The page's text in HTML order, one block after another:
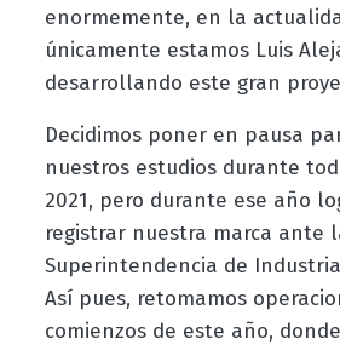
enormemente, en la
únicamente estamos Luis
desarrollando este gran
Decidimos poner en pausa
nuestros estudios durante
2021, pero durante ese año
registrar nuestra marca ante
Superintendencia de
Así pues, retomamos
comienzos de este año,